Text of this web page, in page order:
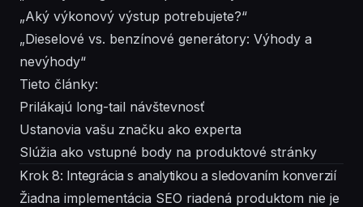
„Aký výkonový výstup potrebujete?“
„Dieselové vs. benzínové generátory: Výhody a
nevýhody“
Tieto články:
Prilákajú long-tail návštevnosť
Ustanovia vašu značku ako experta
Slúžia ako vstupné body na produktové stránky
Krok 8: Integrácia s analytikou a sledovaním konverzií
Žiadna implementácia SEO riadená produktom nie je